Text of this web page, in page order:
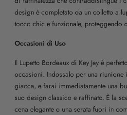
design è completato da un colletto a
tocco chic e funzionale, proteggendo
Occasioni di Uso
Il Lupetto Bordeaux di Key Jey è
occasioni. Indossalo per una riunione
giacca, e farai immediatamente una
suo design classico e raffinato. È la
cena elegante o una serata fuori in